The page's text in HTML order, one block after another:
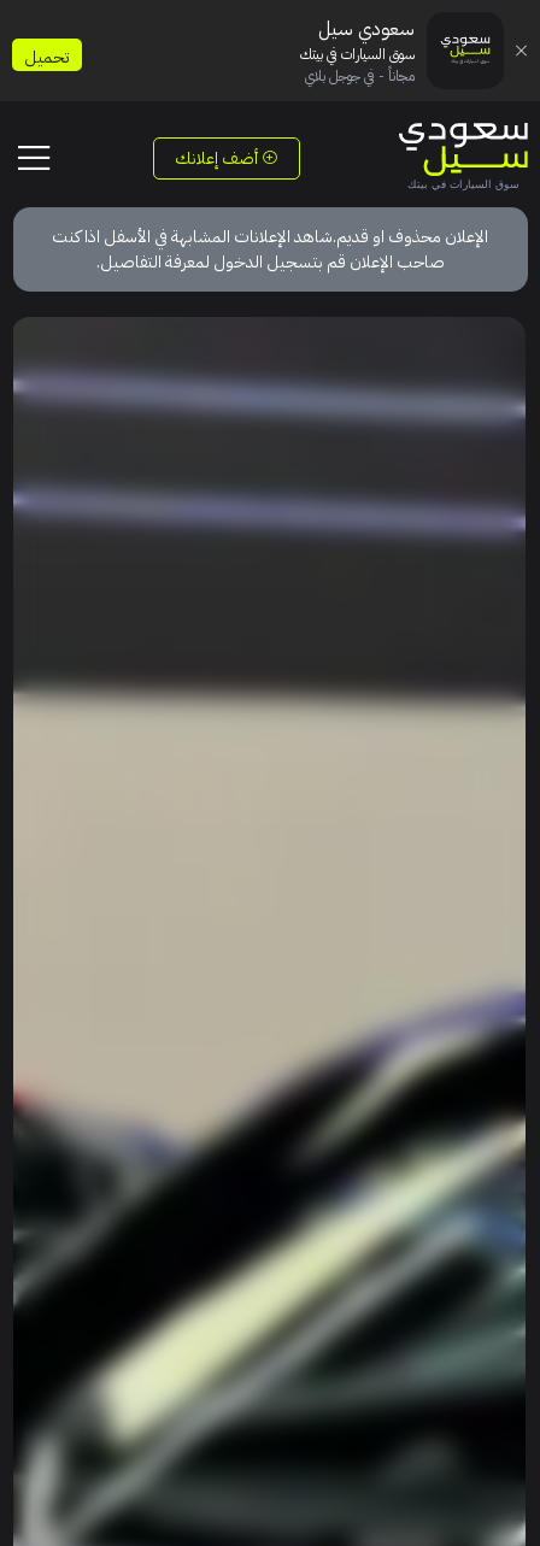
أضف إعلانك
الإعلان محذوف او قديم.شاهد الإعلانات المشابهة في الأسفل اذا كنت
صاحب الإعلان قم بتسجيل الدخول لمعرفة التفاصيل.
سعودي سيل
سوق السيارات في بيتك
مجاناً - في جوجل بلاي
تحميل